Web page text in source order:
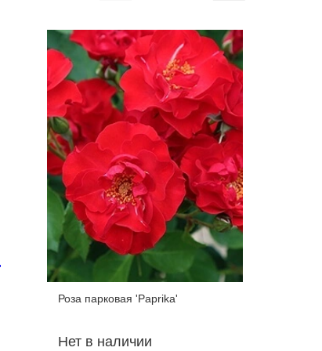
Роза парковая 'Paprika'
Нет в наличии